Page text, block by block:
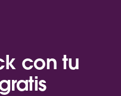
con tu